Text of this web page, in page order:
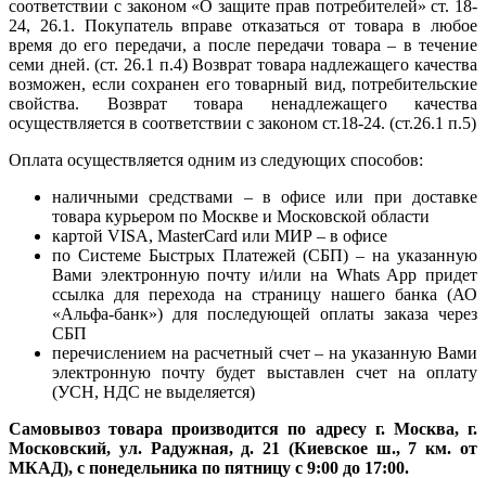
соответствии с законом «О защите прав потребителей» ст. 18-
24, 26.1. Покупатель вправе отказаться от товара в любое
время до его передачи, а после передачи товара – в течение
семи дней. (ст. 26.1 п.4) Возврат товара надлежащего качества
возможен, если сохранен его товарный вид, потребительские
свойства. Возврат товара ненадлежащего качества
осуществляется в соответствии с законом ст.18-24. (ст.26.1 п.5)
Оплата осуществляется одним из следующих способов:
наличными средствами – в офисе или при доставке
товара курьером по Москве и Московской области
картой VISA, MasterCard или МИР – в офисе
по Системе Быстрых Платежей (СБП) – на указанную
Вами электронную почту и/или на Whats App придет
ссылка для перехода на страницу нашего банка (АО
«Альфа-банк») для последующей оплаты заказа через
СБП
перечислением на расчетный счет – на указанную Вами
электронную почту будет выставлен счет на оплату
(УСН, НДС не выделяется)
Самовывоз товара производится по адресу г. Москва, г.
Московский, ул. Радужная, д. 21 (Киевское ш., 7 км. от
МКАД), с понедельника по пятницу с 9:00 до 17:00.